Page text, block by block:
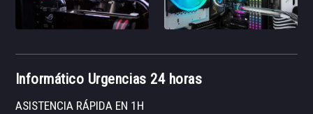
Informático Urgencias 24 horas
ASISTENCIA RÁPIDA EN 1H